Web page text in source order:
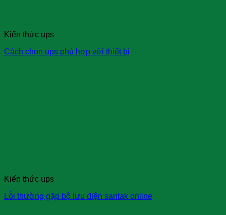
Kiến thức ups
Cách chọn ups phù hợp với thiết bị
Kiến thức ups
Lỗi thường gặp bộ lưu điện santak online